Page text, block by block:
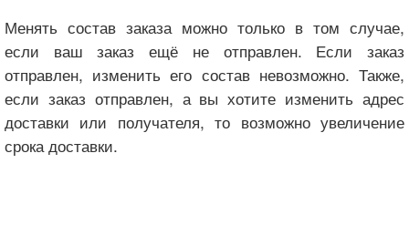
Менять состав заказа можно только в том случае,
если ваш заказ ещё не отправлен. Если заказ
отправлен, изменить его состав невозможно. Также,
если заказ отправлен, а вы хотите изменить адрес
доставки или получателя, то возможно увеличение
срока доставки.